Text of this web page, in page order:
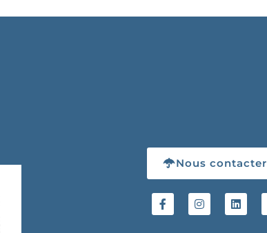
Nous contacter